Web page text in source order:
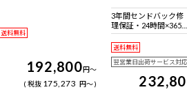
送料無料
192,800円～
税抜 175,273 円～
3年間センドバック修
理保証・24時間×365
日電話サポート
送料無料
翌営業日出荷サービス対応